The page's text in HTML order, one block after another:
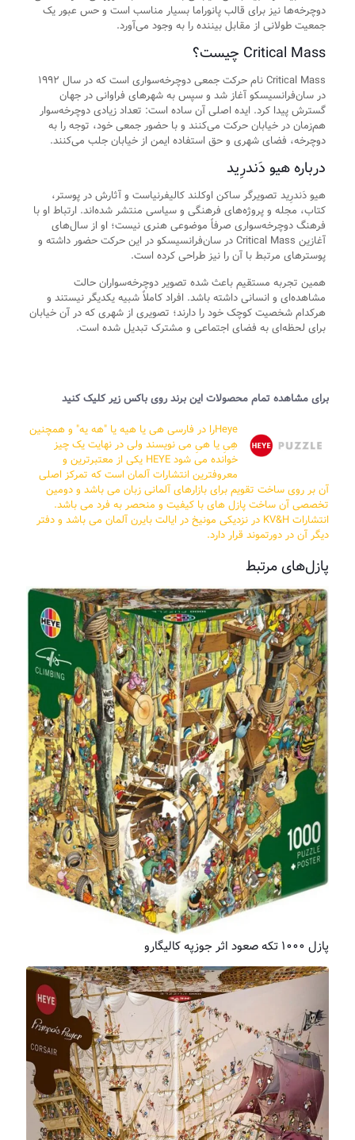
دوچرخه‌ها نیز برای قالب پانوراما بسیار مناسب است و حس عبور یک
جمعیت طولانی از مقابل بیننده را به وجود می‌آورد.
Critical Mass چیست؟
Critical Mass نام حرکت جمعی دوچرخه‌سواری است که در سال ۱۹۹۲
در سان‌فرانسیسکو آغاز شد و سپس به شهرهای فراوانی در جهان
گسترش پیدا کرد. ایده اصلی آن ساده است: تعداد زیادی دوچرخه‌سوار
هم‌زمان در خیابان حرکت می‌کنند و با حضور جمعی خود، توجه را به
دوچرخه، فضای شهری و حق استفاده ایمن از خیابان جلب می‌کنند.
درباره هیو دَندرِید
هیو دَندرِید تصویرگر ساکن اوکلند کالیفرنیاست و آثارش در پوستر،
کتاب، مجله و پروژه‌های فرهنگی و سیاسی منتشر شده‌اند. ارتباط او با
فرهنگ دوچرخه‌سواری صرفاً موضوعی هنری نیست؛ او از سال‌های
آغازین Critical Mass در سان‌فرانسیسکو در این حرکت حضور داشته و
پوسترهای مرتبط با آن را نیز طراحی کرده است.
همین تجربه مستقیم باعث شده تصویر دوچرخه‌سواران حالت
مشاهده‌ای و انسانی داشته باشد. افراد کاملاً شبیه یکدیگر نیستند و
هرکدام شخصیت کوچک خود را دارند؛ تصویری از شهری که در آن خیابان
برای لحظه‌ای به فضای اجتماعی و مشترک تبدیل شده است.
برای مشاهده تمام محصولات این برند روی باکس زیر کلیک کنید
Heyeرا در فارسی هی یا هیه یا "هه یه" و همچنین
هِیِ یا هیِ می نویسند ولی در نهایت یک چیز
خوانده می شود HEYE یکی از معتبرترین و
معروفترین انتشارات آلمان است که تمرکز اصلی
آن بر روی ساخت تقویم برای بازارهای آلمانی زبان می باشد و دومین
تخصصی آن ساخت پازل های با کیفیت و منحصر به فرد می باشد.
انتشارات KV&H در نزدیکی مونیخ در ایالت بایرن آلمان می باشد و دفتر
دیگر آن در دورتموند قرار دارد.
پازل‌های مرتبط
پازل ۱۰۰۰ تکه صعود اثر جوزپه کالیگارو